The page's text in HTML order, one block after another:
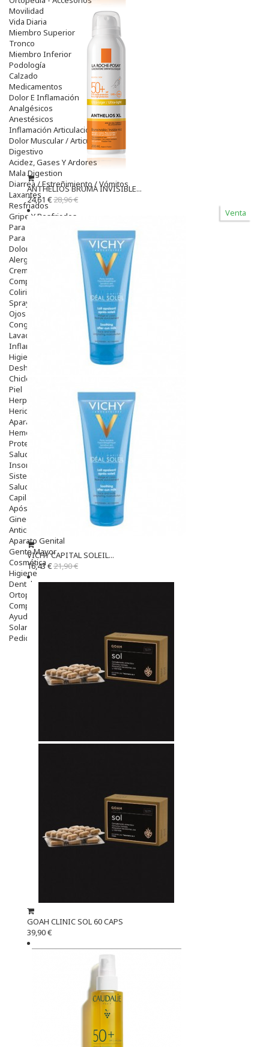
Movilidad
Vida Diaria
Miembro Superior
Tronco
Miembro Inferior
Podología
Calzado
Medicamentos
Dolor E Inflamación
Analgésicos
Anestésicos
Inflamación Articulaciones
Dolor Muscular / Articular
Digestivo
Acidez, Gases Y Ardores
Mala Digestion
Diarrea / Estreñimiento / Vómitos
Laxantes
Resfriados
Gripe Y Resfriados
Para La Tos
Para Descongestionar La Nariz
Dolor De Garganta
Alergias Y Picaduras
Cremas
Comprimidos
Colirios
Sprays
Ojos Y Oidos
Congestión
Lavado Ojos
Inflamación Del Oido (otitis)
Higiene Oido
Deshabituación Tabaquismo
Chicles
Piel
Herpes Y Hongos
Heridas Y úlceras
Aparato Genital
Hemorroides
Protectores Y Emolientes
Salud
Insomnio
Sistema Nervioso
Salud Bucodental
Capilar
Apósitos
Ginecología
Anticonceptivos
Aparato Genital
Gente Mayor
Cosmética
Higiene
Dentales
Ortopedia
Complementos Nutricionales.
Ayudas
Solares
Pedido express
ANTHELIOS BRUMA INVISIBLE...
24,61 €28,96 €
Venta
VICHY CAPITAL SOLEIL...
16,43 €21,90 €
GOAH CLINIC SOL 60 CAPS
39,90 €